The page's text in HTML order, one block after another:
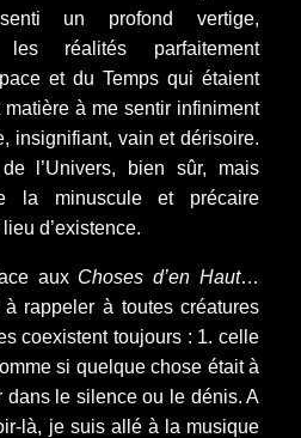
un profond vertige,
réalités parfaitement
et du Temps qui étaient
à me sentir infiniment
insignifiant, vain et dérisoire.
l’Univers, bien sûr, mais
la minuscule et précaire
d’existence.
aux Choses d’en Haut…
rappeler à toutes créatures
coexistent toujours : 1. celle
si quelque chose était à
dans le silence ou le dénis. A
là, je suis allé à la musique